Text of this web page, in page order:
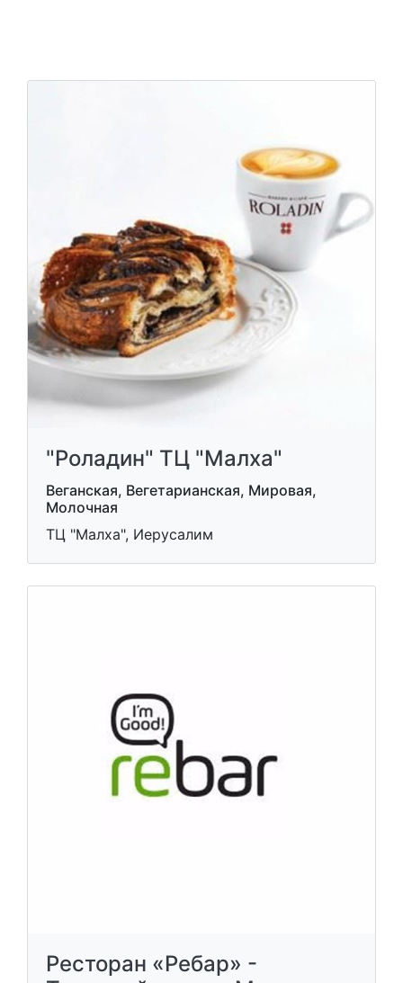
"Роладин" ТЦ "Малха"
Веганская, Вегетарианская, Мировая,
Молочная
ТЦ "Малха", Иерусалим
Ресторан «Ребар» -